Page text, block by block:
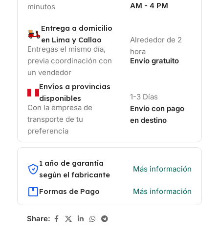
minutos
AM - 4 PM
Entrega a domicilio
en Lima y Callao
Entregas el mismo día,
previa coordinación con
un vendedor
Alrededor de 2
hora
Envío gratuito
Envíos a provincias
disponibles
Con la empresa de
transporte de tu
preferencia
1-3 Días
Envío con pago
en destino
1 año de garantía
según el fabricante
Más información
Formas de Pago Más información
Share: